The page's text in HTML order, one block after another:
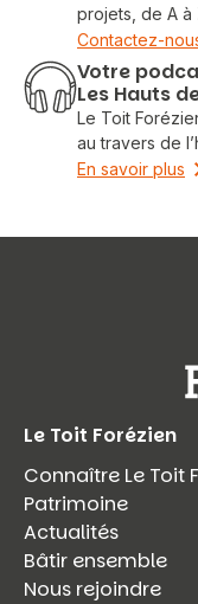
projets, de A à
Contactez-
Votre
Les Hauts
Le Toit
au travers de
En savoir plus
Le Toit Forézien
Connaître Le Toit
Patrimoine
Actualités
Bâtir ensemble
Nous rejoindre